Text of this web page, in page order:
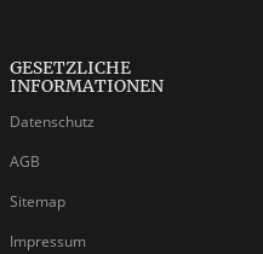
GESETZLICHE
INFORMATIONEN
Datenschutz
AGB
Sitemap
Impressum